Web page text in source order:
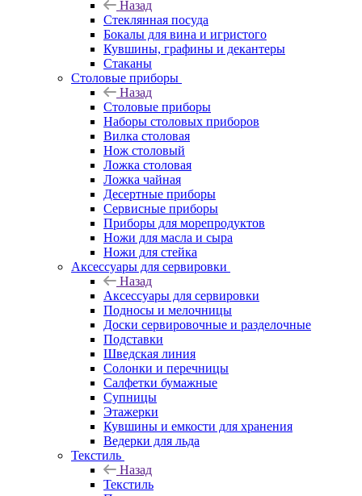
Назад
Стеклянная посуда
Бокалы для вина и игристого
Кувшины, графины и декантеры
Стаканы
Столовые приборы
Назад
Столовые приборы
Наборы столовых приборов
Вилка столовая
Нож столовый
Ложка столовая
Ложка чайная
Десертные приборы
Сервисные приборы
Приборы для морепродуктов
Ножи для масла и сыра
Ножи для стейка
Аксессуары для сервировки
Назад
Аксессуары для сервировки
Подносы и мелочницы
Доски сервировочные и разделочные
Подставки
Шведская линия
Солонки и перечницы
Салфетки бумажные
Супницы
Этажерки
Кувшины и емкости для хранения
Ведерки для льда
Текстиль
Назад
Текстиль